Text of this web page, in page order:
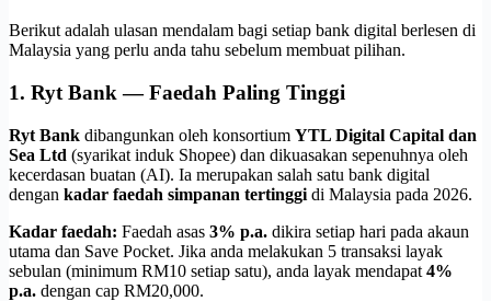
Berikut adalah ulasan mendalam bagi setiap bank digital berlesen di
Malaysia yang perlu anda tahu sebelum membuat pilihan.
1. Ryt Bank — Faedah Paling Tinggi
Ryt Bank dibangunkan oleh konsortium YTL Digital Capital dan
Sea Ltd (syarikat induk Shopee) dan dikuasakan sepenuhnya oleh
kecerdasan buatan (AI). Ia merupakan salah satu bank digital
dengan kadar faedah simpanan tertinggi di Malaysia pada 2026.
Kadar faedah: Faedah asas 3% p.a. dikira setiap hari pada akaun
utama dan Save Pocket. Jika anda melakukan 5 transaksi layak
sebulan (minimum RM10 setiap satu), anda layak mendapat 4%
p.a. dengan cap RM20,000.